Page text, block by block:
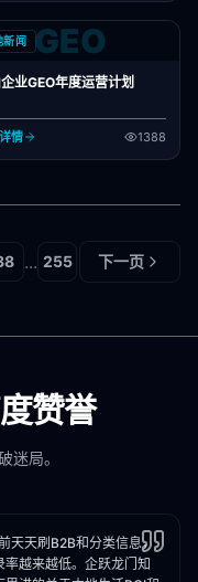
新闻 GEO
业GEO年度运营计划
情 1388
... 255 下一页
赞誉
迷局。
天天刷B2B和分类信息，
率越来越低。企跃龙门知